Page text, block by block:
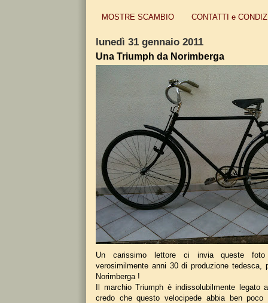
MOSTRE SCAMBIO CONTATTI e
lunedì 31 gennaio 2011
Una Triumph da Norimberga
Un carissimo lettore ci invia queste
verosimilmente anni 30 di produzione tedesca,
Norimberga !
Il marchio Triumph è indissolubilmente legato
credo che questo velocipede abbia ben